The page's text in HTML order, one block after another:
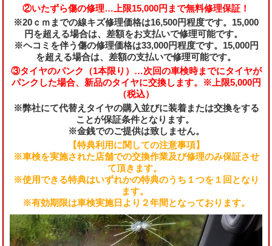
②いたずら傷の修理…上限15,000円まで無料修理保証！
※20ｃｍまでの線キズ修理価格は16,500円程度です。15,000
円を超える場合は、差額をお支払いで修理可能です。
※ヘコミを伴う傷の修理価格は33,000円程度です。15,000円
を超える場合は、差額の支払いで修理可能です。
③タイヤのパンク（1本限り）…次回の車検時までにタイヤが
パンクした場合、新品のタイヤに交換します。※上限5,000円
（税込）
※弊社にて代替えタイヤの購入並びに装着または交換をする
ことが保証条件となります。
※金銭でのご提供は致しません。
【特典利用に関しての注意事項】
※車検を実施された店舗での交換作業及び修理のみ保証させ
て頂きます。
※使用できる特典はいずれかの特典のうち１つを１回となり
ます。
※有効期限は車検実施日より２年間となっております。